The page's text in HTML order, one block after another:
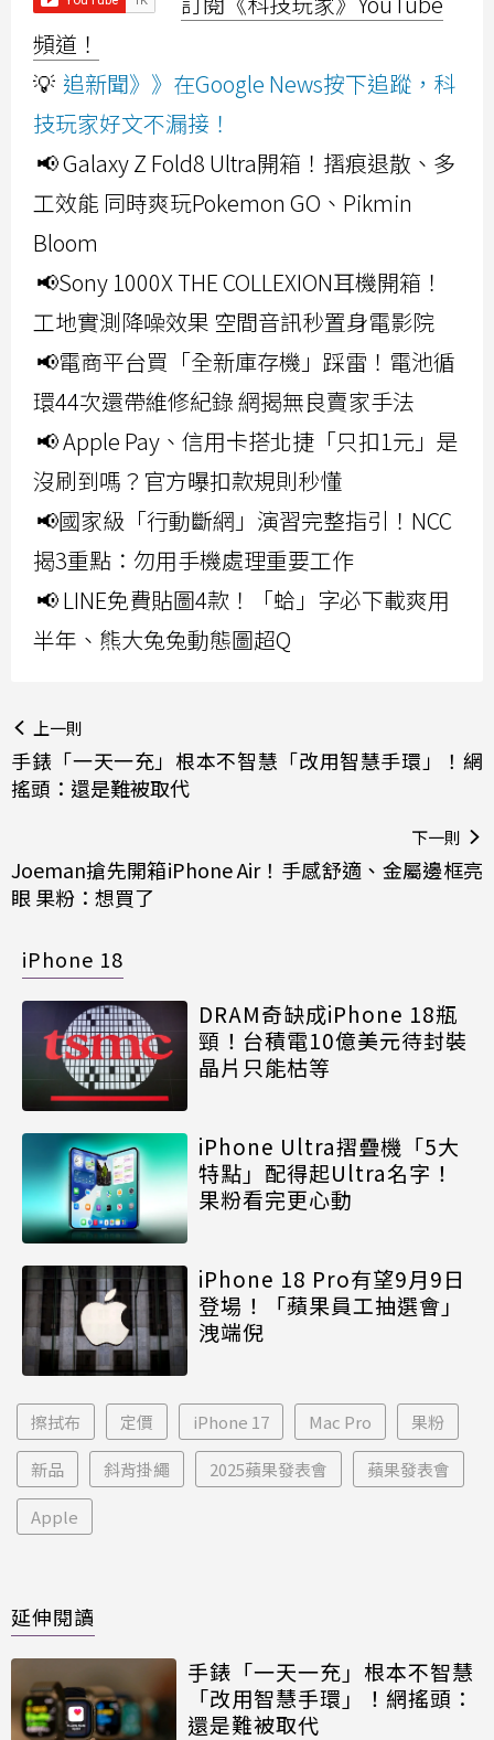
頻道！
💡 追新聞》》在Google News按下追蹤，科
技玩家好文不漏接！
📢 Galaxy Z Fold8 Ultra開箱！摺痕退散、多
工效能 同時爽玩Pokemon GO、Pikmin
Bloom
📢Sony 1000X THE COLLEXION耳機開箱！
工地實測降噪效果 空間音訊秒置身電影院
📢電商平台買「全新庫存機」踩雷！電池循
環44次還帶維修紀錄 網揭無良賣家手法
📢 Apple Pay、信用卡搭北捷「只扣1元」是
沒刷到嗎？官方曝扣款規則秒懂
📢國家級「行動斷網」演習完整指引！NCC
揭3重點：勿用手機處理重要工作
📢 LINE免費貼圖4款！「蛤」字必下載爽用
半年、熊大兔兔動態圖超Q
上一則
手錶「一天一充」根本不智慧「改用智慧手環」！網
搖頭：還是難被取代
下一則
Joeman搶先開箱iPhone Air！手感舒適、金屬邊框亮
眼 果粉：想買了
iPhone 18
DRAM奇缺成iPhone 18瓶
頸！台積電10億美元待封裝
晶片只能枯等
iPhone Ultra摺疊機「5大
特點」配得起Ultra名字！
果粉看完更心動
iPhone 18 Pro有望9月9日
登場！「蘋果員工抽選會」
洩端倪
擦拭布 定價 iPhone 17 Mac Pro 果粉
新品 斜背掛繩 2025蘋果發表會 蘋果發表會
Apple
延伸閱讀
手錶「一天一充」根本不智慧
「改用智慧手環」！網搖頭：
還是難被取代